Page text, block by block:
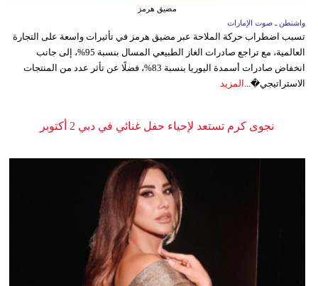
مضيق هرمز
واشنطن ـ صوت الإمارات
تسبب اضطراب حركة الملاحة عبر مضيق هرمز في تأثيرات واسعة على التجارة
العالمية، مع تراجع صادرات الغاز الطبيعي المسال بنسبة 95%، إلى جانب
انخفاض صادرات أسمدة اليوريا بنسبة 83%، فضلًا عن تأثر عدد من المنتجات
الاستراتيجي�... المزيد
نجوى كرم تستعد لإحياء حفل غنائي في دبي 2 أكتوبر